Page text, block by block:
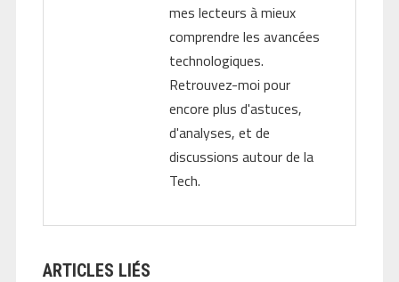
mes lecteurs à mieux
comprendre les avancées
technologiques.
Retrouvez-moi pour
encore plus d'astuces,
d'analyses, et de
discussions autour de la
Tech.
ARTICLES LIÉS